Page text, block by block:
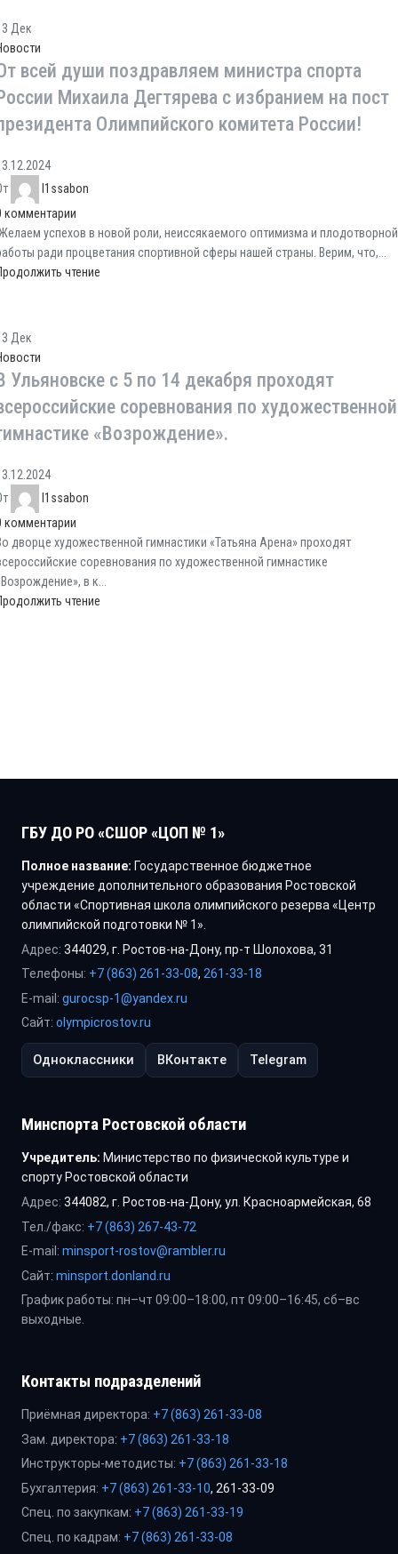
Дек
всей души поздравляем министра спорта
Михаила Дегтярева с избранием на пост
Олимпийского комитета России!
l1ssabon
комментарии
успехов в новой роли, неиссякаемого оптимизма и плодотворной
ради процветания спортивной сферы нашей страны. Верим, что,...
чтение
Дек
Ульяновске с 5 по 14 декабря проходят
соревнования по художественной
«Возрождение».
l1ssabon
комментарии
дворце художественной гимнастики «Татьяна Арена» проходят
соревнования по художественной гимнастике
в к...
чтение
ГБУ ДО РО «СШОР «ЦОП № 1»
Полное название: Государственное бюджетное
учреждение дополнительного образования Ростовской
области «Спортивная школа олимпийского резерва «Центр
олимпийской подготовки № 1».
Адрес: 344029, г. Ростов-на-Дону, пр-т Шолохова, 31
Телефоны: +7 (863) 261-33-08, 261-33-18
E-mail: gurocsp-1@yandex.ru
Сайт: olympicrostov.ru
Одноклассники ВКонтакте Telegram
Минспорта Ростовской области
Учредитель: Министерство по физической культуре и
спорту Ростовской области
Адрес: 344082, г. Ростов-на-Дону, ул. Красноармейская, 68
Тел./факс: +7 (863) 267-43-72
E-mail: minsport-rostov@rambler.ru
Сайт: minsport.donland.ru
График работы: пн–чт 09:00–18:00, пт 09:00–16:45, сб–вс
выходные.
Контакты подразделений
Приёмная директора: +7 (863) 261-33-08
Зам. директора: +7 (863) 261-33-18
Инструкторы-методисты: +7 (863) 261-33-18
Бухгалтерия: +7 (863) 261-33-10, 261-33-09
Спец. по закупкам: +7 (863) 261-33-19
Спец. по кадрам: +7 (863) 261-33-08